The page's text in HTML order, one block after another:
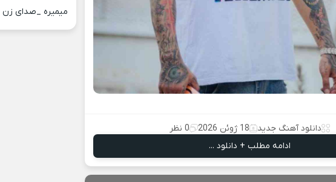
دانلود آهنگ جدید 18 ژوئن 2026
0 نظر
ادامه مطلب + دانلود ...
میمیره _صدای زن